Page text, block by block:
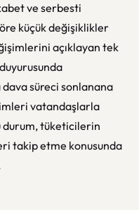
ve serbesti
küçük değişiklikler
açıklayan tek
dava süreci sonlanana
vatandaşlarla
durum, tüketicilerin
takip etme konusunda